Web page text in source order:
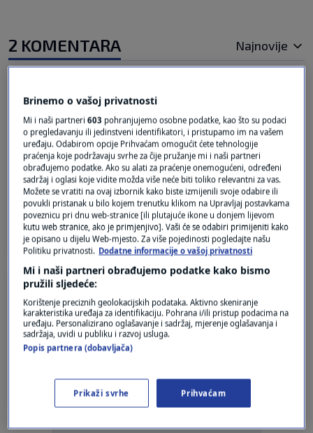
2 KOMENTARA Najnovije
Ja
Iran već 50 godina želi pregovore, a vi samo
sankcije, silu i ucjene. Ako je uopće sad i došlo do
napretka, to je zato jer ste jače “podvili rep” i
konačno vidjeli s kim imate posla.
Slava Iranu!
Odgovor
Bole
Bla, bla, bla... Zašto prenosite bilo što što kaže
taj klaun?
Brinemo o vašoj privatnosti
Mi i naši partneri603 pohranjujemo osobne podatke, kao što su podaci
o pregledavanju ili jedinstveni identifikatori, i pristupamo im na vašem
uređaju. Odabirom opcije Prihvaćam omogućit ćete tehnologije
praćenja koje podržavaju svrhe za čije pružanje mi i naši partneri
obrađujemo podatke. Ako su alati za praćenje onemogućeni, određeni
sadržaj i oglasi koje vidite možda više neće biti toliko relevantni za vas.
Možete se vratiti na ovaj izbornik kako biste izmijenili svoje odabire ili
povukli pristanak u bilo kojem trenutku klikom na Upravljaj postavkama
poveznicu pri dnu web-stranice [ili plutajuće ikone u donjem lijevom
kutu web stranice, ako je primjenjivo]. Vaši će se odabiri primijeniti kako
je opisano u dijelu Web-mjesto. Za više pojedinosti pogledajte našu
Politiku privatnosti. Dodatne informacije o vašoj privatnosti
Mi i naši partneri obrađujemo podatke kako bismo
pružili sljedeće:
Korištenje preciznih geolokacijskih podataka. Aktivno skeniranje
karakteristika uređaja za identifikaciju. Pohrana i/ili pristup podacima na
uređaju. Personalizirano oglašavanje i sadržaj, mjerenje oglašavanja i
sadržaja, uvidi u publiku i razvoj usluga.
Popis partnera (dobavljača)
Prikaži svrhe Prihvaćam